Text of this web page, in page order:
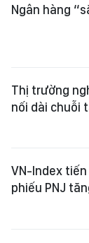
Ngân hàng
Thị trường
nối dài chuỗi
VN-Index
phiếu PNJ